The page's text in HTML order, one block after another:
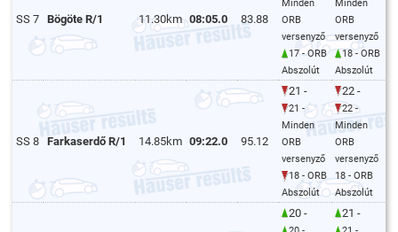
SS 7 Bögöte R/1 11.30km 08:05.0 83.88
Minden
ORB
versenyző
17 - ORB
Abszolút
Minden
ORB
versenyző
18 - ORB
Abszolút
SS 8 Farkaserdő R/1 14.85km 09:22.0 95.12
21 -
21 -
Minden
ORB
versenyző
18 - ORB
Abszolút
22 -
22 -
Minden
ORB
versenyző
18 - ORB
Abszolút
20 - 21 -